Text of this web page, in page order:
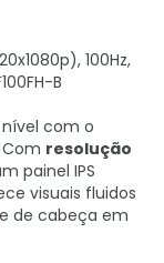
100Hz,
B
com o
resolução
painel IPS
visuais fluidos
de cabeça em